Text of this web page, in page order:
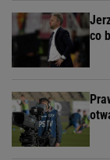
co